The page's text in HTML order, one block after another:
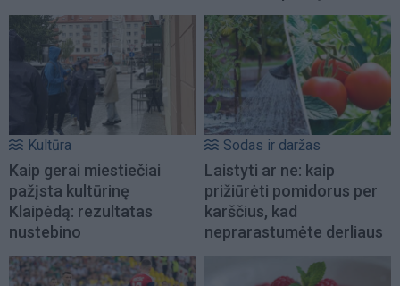
Kultūra
Kaip gerai miestiečiai
pažįsta kultūrinę
Klaipėdą: rezultatas
nustebino
Sodas ir daržas
Laistyti ar ne: kaip
prižiūrėti pomidorus per
karščius, kad
neprarastumėte derliaus